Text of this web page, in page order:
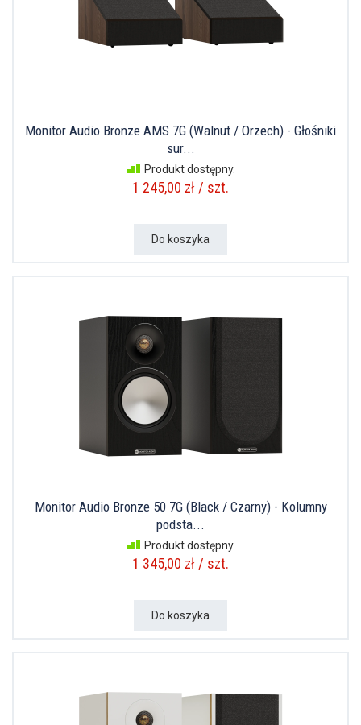
Monitor Audio Bronze AMS 7G (Walnut / Orzech) - Głośniki
sur...
Produkt dostępny.
1 245,00 zł / szt.
Do koszyka
Monitor Audio Bronze 50 7G (Black / Czarny) - Kolumny
podsta...
Produkt dostępny.
1 345,00 zł / szt.
Do koszyka